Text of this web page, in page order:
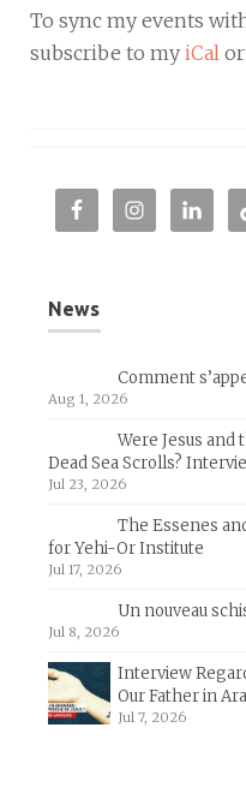
To sync my events
subscribe to my iCal or
News
Comment
Aug 1, 2026
Were Jesus and
Dead Sea Scrolls?
Jul 23, 2026
The Essenes
for Yehi-Or Institute
Jul 17, 2026
Un nouveau
Jul 8, 2026
Interview
Our Father in
Jul 7, 2026